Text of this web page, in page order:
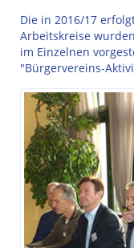
Die in 2016/17
Arbeitskreise
im Einzelnen
"Bürgervereins-